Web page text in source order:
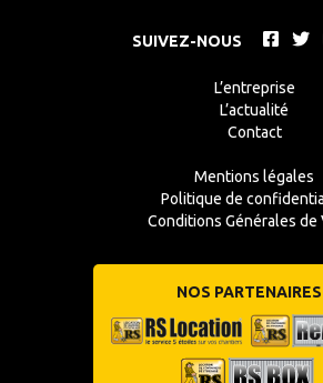
SUIVEZ-NOUS
L’entreprise
L’actualité
Contact
Mentions légales
Politique de
Conditions Générales de
NOS PARTENAIRES